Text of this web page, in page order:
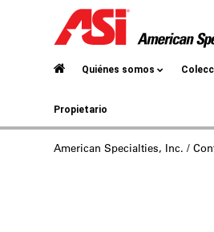
Quiénes somos
Propietario
American Specialties, Inc. /